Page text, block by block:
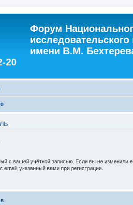
Форум
имени В.М.
20
с вашей учётной записью. Если вы не изменили
email, указанный вами при регистрации.